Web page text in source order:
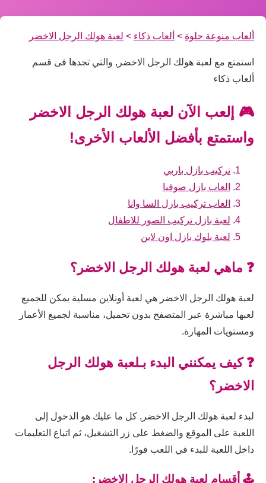
ألعاب منوعة حلوة > ألعاب ذكاء > لعبة هولك الرجل الاخضر
استمتع مع لعبة هولك الرجل الاخضر, والتي تجدها فى قسم
ألعاب ذكاء
🎮 إلعب الآن لعبة هولك الرجل الاخضر
واستمتع بأفضل الألعاب الأخرى!
تركيب بازل باربي
العاب بازل صوفيا
العاب تركيب بازل السا وانا
لعبة بازل تركيب الصور للاطفال
لعبة بلوك بازل اون لاين
❓ ماهي لعبة هولك الرجل الاخضر؟
لعبة هولك الرجل الاخضر هي لعبة أونلاين مسلية يمكن للجميع
لعبها مباشرة عبر المتصفح بدون تحميل، مناسبة لجميع الأعمار
ومستويات المهارة.
❓ كيف يمكنني البدء بـلعبة هولك الرجل
الاخضر؟
لبدء لعبة هولك الرجل الاخضر, كل ما عليك هو الدخول إلى
اللعبة على الموقع والضغط على زر التشغيل، ثم اتباع التعليمات
داخل اللعبة للبدء في اللعب فورًا.
🕹️ أقسام لعبة هولك الرجل الاخضر: